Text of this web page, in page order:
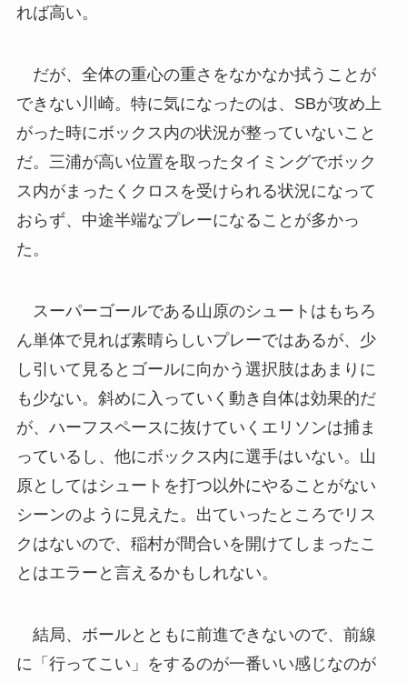
れば高い。
だが、全体の重心の重さをなかなか拭うことが
できない川崎。特に気になったのは、SBが攻め上
がった時にボックス内の状況が整っていないこと
だ。三浦が高い位置を取ったタイミングでボック
ス内がまったくクロスを受けられる状況になって
おらず、中途半端なプレーになることが多かっ
た。
スーパーゴールである山原のシュートはもちろ
ん単体で見れば素晴らしいプレーではあるが、少
し引いて見るとゴールに向かう選択肢はあまりに
も少ない。斜めに入っていく動き自体は効果的だ
が、ハーフスペースに抜けていくエリソンは捕ま
っているし、他にボックス内に選手はいない。山
原としてはシュートを打つ以外にやることがない
シーンのように見えた。出ていったところでリス
クはないので、稲村が間合いを開けてしまったこ
とはエラーと言えるかもしれない。
結局、ボールとともに前進できないので、前線
に「行ってこい」をするのが一番いい感じなのが